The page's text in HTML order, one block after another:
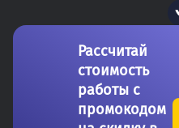
Рассчитай
стоимость
работы с
промокодом